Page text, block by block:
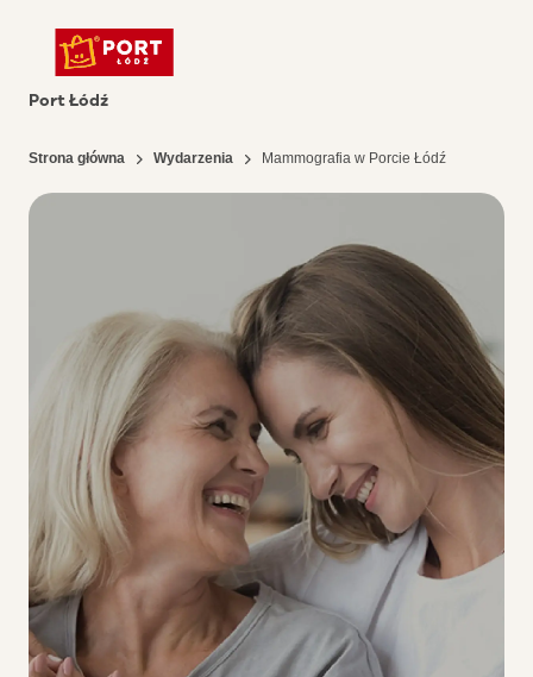
Port Łódź
Strona główna Wydarzenia Mammografia w Porcie Łódź